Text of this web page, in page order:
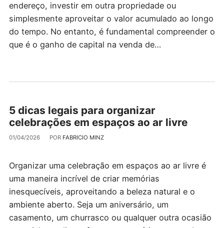
endereço, investir em outra propriedade ou
simplesmente aproveitar o valor acumulado ao longo
do tempo. No entanto, é fundamental compreender o
que é o ganho de capital na venda de…
5 dicas legais para organizar
celebrações em espaços ao ar livre
01/04/2026 POR FABRICIO MINZ
Organizar uma celebração em espaços ao ar livre é
uma maneira incrível de criar memórias
inesquecíveis, aproveitando a beleza natural e o
ambiente aberto. Seja um aniversário, um
casamento, um churrasco ou qualquer outra ocasião